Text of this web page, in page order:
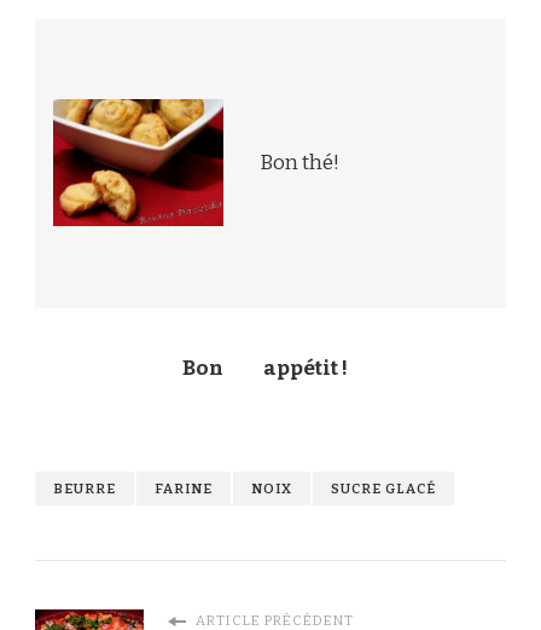
Bon thé!
Bon appétit !
BEURRE FARINE NOIX SUCRE GLACÉ
ARTICLE PRÉCÉDENT